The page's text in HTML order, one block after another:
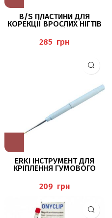
B/S ПЛАСТИНИ ДЛЯ
КОРЕКЦІЇ ВРОСЛИХ НІГТІВ
грн
ERKI ІНСТРУМЕНТ ДЛЯ
КРІПЛЕННЯ ГУМОВОГО
грн